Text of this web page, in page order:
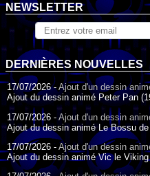
NEWSLETTER
DERNIÈRES NOUVELLES
17/07/2026 -Ajout d'un dessin
Ajout du dessin animé Peter Pan
17/07/2026 - Ajout d'un dessin
Ajout du dessin animé Le Bossu
17/07/2026 - Ajout d'un dessin
Ajout du dessin animé Vic le